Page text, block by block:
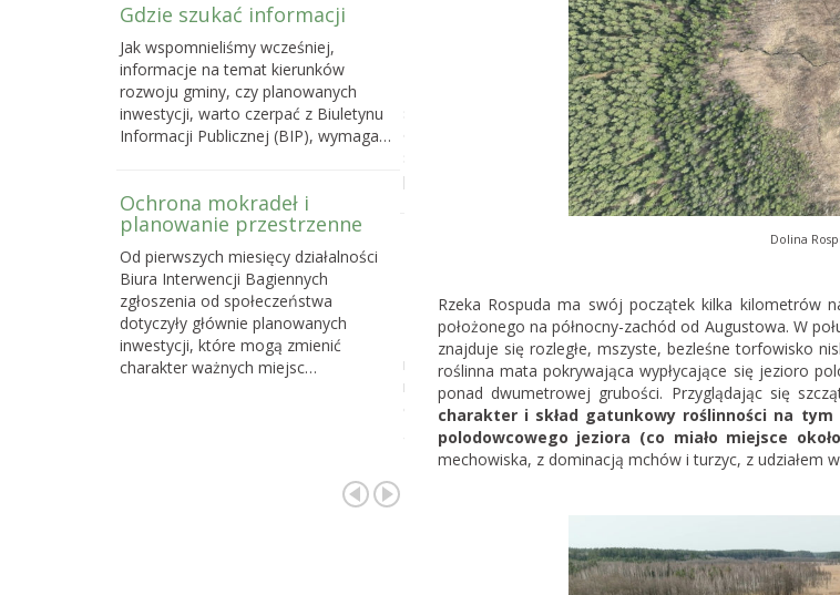
Dolina
Rzeka Rospuda ma swój początek kilka kilometrów
położonego na północny-zachód od Augustowa. W
znajduje się rozległe, mszyste, bezleśne torfowisko
roślinna mata pokrywająca wypłycające się jezioro
ponad dwumetrowej grubości. Przyglądając się
charakter i skład gatunkowy roślinności na
polodowcowego jeziora (co miało miejsce
mechowiska, z dominacją mchów i turzyc, z udziałem
Gdzie szukać informacji
Jak wspomnieliśmy wcześniej,
informacje na temat kierunków
rozwoju gminy, czy planowanych
inwestycji, warto czerpać z Biuletynu
Informacji Publicznej (BIP), wymaga…
Ochrona mokradeł i
planowanie przestrzenne
Od pierwszych miesięcy działalności
Biura Interwencji Bagiennych
zgłoszenia od społeczeństwa
dotyczyły głównie planowanych
inwestycji, które mogą zmienić
charakter ważnych miejsc…
Poselski projekt ustawy o
zmianie ustawy o ochronie
Do 16 maja br. możesz zabrać głos w
sprawie poselskiego projektu ustawy
o ochronie przyrody dającej
samorządom prawo blokowania
powstawania…
społeczności?
Z naszych doświadczeń wynika, że
najskuteczniejsze interwencje mające
na celu ochronę tych niezwykle
cennych i ważnych siedlisk to te,
gdzie…